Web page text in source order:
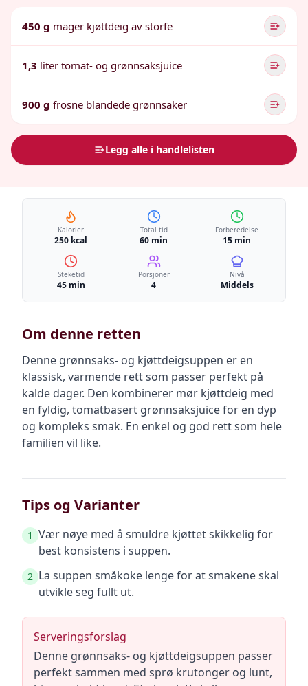
450 g mager kjøttdeig av storfe
1,3 liter tomat- og grønnsaksjuice
900 g frosne blandede grønnsaker
Legg alle i handlelisten
Kalorier
250 kcal
Total tid
60 min
Forberedelse
15 min
Steketid
45 min
Porsjoner
4
Nivå
Middels
Om denne retten
Denne grønnsaks- og kjøttdeigsuppen er en
klassisk, varmende rett som passer perfekt på
kalde dager. Den kombinerer mør kjøttdeig med
en fyldig, tomatbasert grønnsaksjuice for en dyp
og kompleks smak. En enkel og god rett som hele
familien vil like.
Tips og Varianter
1 Vær nøye med å smuldre kjøttet skikkelig for
best konsistens i suppen.
2 La suppen småkoke lenge for at smakene skal
utvikle seg fullt ut.
Serveringsforslag
Denne grønnsaks- og kjøttdeigsuppen passer
perfekt sammen med sprø krutonger og lunt,